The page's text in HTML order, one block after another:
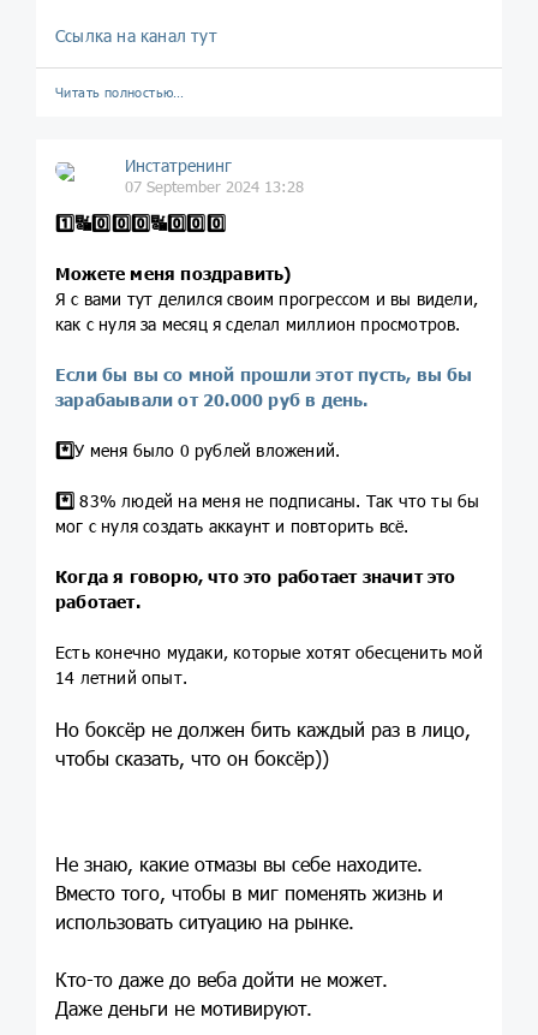
Ссылка на канал тут
Читать полностью…
Инстатренинг
07 September 2024 13:28
1️⃣🔣0️⃣ 0️⃣ 0️⃣🔣0️⃣ 0️⃣ 0️⃣
Можете меня поздравить)
Я с вами тут делился своим прогрессом и вы видели,
как с нуля за месяц я сделал миллион просмотров.
Если бы вы со мной прошли этот пусть, вы бы
зарабаывали от 20.000 руб в день.
*️⃣У меня было 0 рублей вложений.
*️⃣ 83% людей на меня не подписаны. Так что ты бы
мог с нуля создать аккаунт и повторить всё.
Когда я говорю, что это работает значит это
работает.
Есть конечно мудаки, которые хотят обесценить мой
14 летний опыт.
Но боксёр не должен бить каждый раз в лицо,
чтобы сказать, что он боксёр))
Не знаю, какие отмазы вы себе находите.
Вместо того, чтобы в миг поменять жизнь и
использовать ситуацию на рынке.
Кто-то даже до веба дойти не может.
Даже деньги не мотивируют.